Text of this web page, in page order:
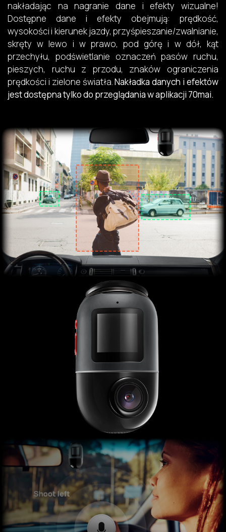
nakładając na nagranie dane i efekty wizualne!
Dostępne dane i efekty obejmują: prędkość,
wysokości i kierunek jazdy, przyśpieszanie/zwalnianie,
skręty w lewo i w prawo, pod górę i w dół, kąt
przechyłu, podświetlanie oznaczeń pasów ruchu,
pieszych, ruchu z przodu, znaków ograniczenia
prędkości i zielone światła.Nakładka danych i efektów
jest dostępna tylko do przeglądania w aplikacji 70mai.